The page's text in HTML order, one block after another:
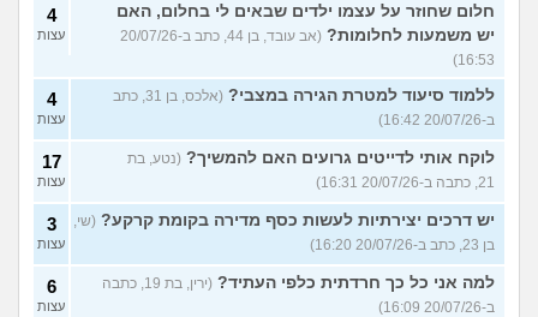
חלום שחוזר על עצמו ילדים שבאים לי בחלום, האם
יש משמעות לחלומות?
(אב עובד, בן 44, כתב ב-20/07/26
16:53)
4
עצות
ללמוד סיעוד למטרת הגירה במצבי?
(אלכס, בן 31, כתב
ב-20/07/26 16:42)
4
עצות
לוקח אותי לדייטים גרועים האם להמשיך? (נטע, בת
21, כתבה ב-20/07/26 16:31)
17
עצות
יש דרכים יצירתיות לעשות כסף מדירה בקומת קרקע? (שי,
בן 23, כתב ב-20/07/26 16:20)
3
עצות
למה אני כל כך חרדתית כלפי העתיד?
(ירין, בת 19, כתבה
ב-20/07/26 16:09)
6
עצות